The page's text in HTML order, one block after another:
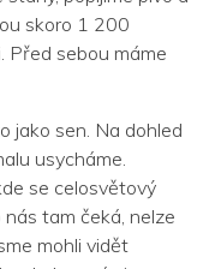
skoro 1 200
Před sebou máme
jako sen. Na dohled
usycháme.
se celosvětový
tam čeká, nelze
mohli vidět